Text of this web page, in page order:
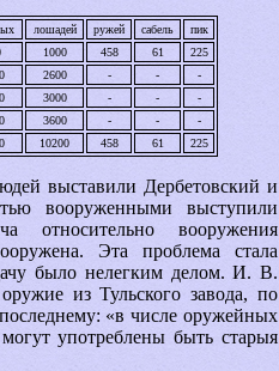
лошадей ружей сабель
пик
1000 458 61
225
2600 - -
-
3000 - -
-
3600 - -
-
10200 458 61 225
выставили Дербетовский и
вооруженными выступили
относительно вооружения
Эта проблема стала
было нелегким делом. И. В.
из Тульского завода, по
«в числе оружейных
употреблены быть старыя